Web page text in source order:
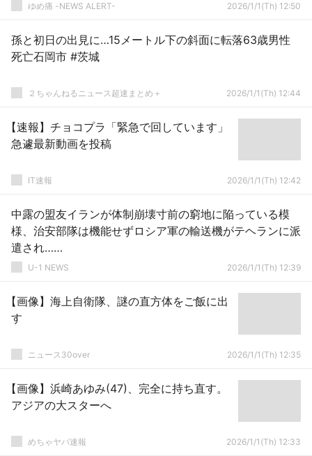
ゆめ痛 -NEWS ALERT- 2026/1/1(Th) 12:50
孫と初日の出見に…15メートル下の斜面に転落63歳男性
死亡石岡市 #茨城
２ちゃんねるニュース超速まとめ＋ 2026/1/1(Th) 12:44
【速報】チョコプラ「緊急で回しています」
急遽最新動画を投稿
IT速報 2026/1/1(Th) 12:42
中露の盟友イランが体制崩壊寸前の窮地に陥っている模
様、治安部隊は機能せずロシア軍の輸送機がテヘランに派
遣され……
U-1 NEWS 2026/1/1(Th) 12:39
【画像】海上自衛隊、謎の直方体をご飯に出
す
ニュース30over 2026/1/1(Th) 12:35
【画像】浜崎あゆみ(47)、完全に持ち直す。
アジアの大スターへ
めちゃヤバ速報 2026/1/1(Th) 12:33